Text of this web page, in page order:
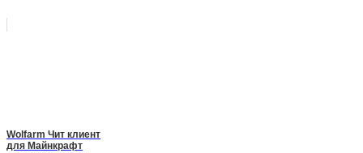
Wolfarm Чит клиент
для Майнкрафт